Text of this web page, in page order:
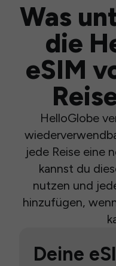
Was
die
eSIM
HelloGlobe
jede Reise eine
kannst du
nutzen und
hinzufügen,
Deine